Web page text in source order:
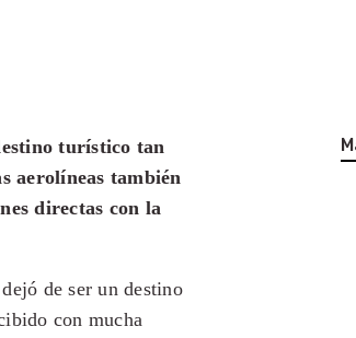
turístico tan
aerolíneas también
directas con la
de ser un destino
con mucha